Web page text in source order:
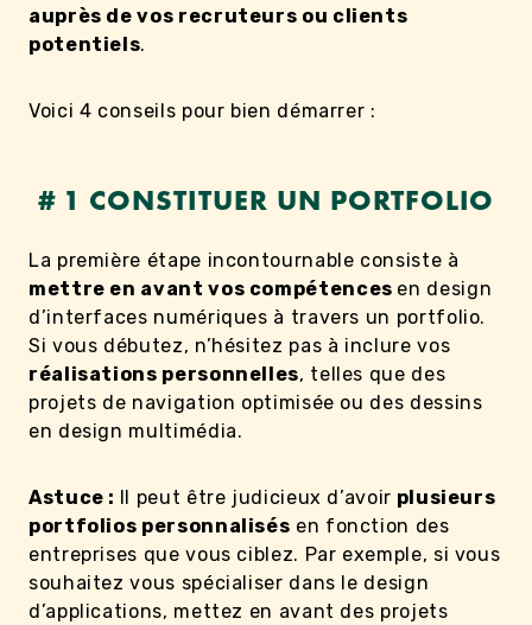
auprès de vos recruteurs ou clients
potentiels.
Voici 4 conseils pour bien démarrer :
# 1 CONSTITUER UN PORTFOLIO
La première étape incontournable consiste à
mettre en avant vos compétences en design
d’interfaces numériques à travers un portfolio.
Si vous débutez, n’hésitez pas à inclure vos
réalisations personnelles, telles que des
projets de navigation optimisée ou des dessins
en design multimédia.
Astuce : Il peut être judicieux d’avoir plusieurs
portfolios personnalisés en fonction des
entreprises que vous ciblez. Par exemple, si vous
souhaitez vous spécialiser dans le design
d’applications, mettez en avant des projets